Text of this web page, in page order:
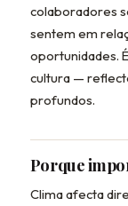
colaboradores
sentem em
oportunidades.
cultura —
profundos.
Porque
Clima afecta